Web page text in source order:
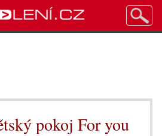
pokoj For you